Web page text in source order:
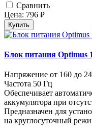
Cравнить
Цена: 796 руб.
Купить
Блок питания Optimus
Напряжение от 160 до
Частота 50 Гц
Обеспечивает
аккумулятора при
Предназначен для
на круглосуточный